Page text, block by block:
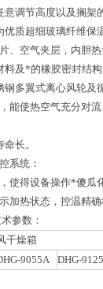
调节高度以及搁架
质超细玻璃纤维
、空气夹层，内胆
及*的橡胶密封结
多翼式离心风轮
能使热空气充分对
长。
系统：
使得设备操作*傻
加热状态，控温精确
参数：
干燥箱
9055A DHG-